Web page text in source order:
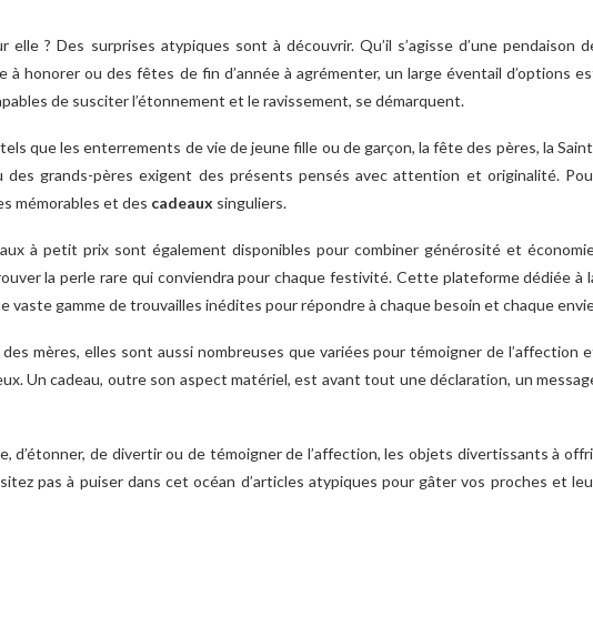
elle ? Des surprises atypiques sont à découvrir. Qu’il s’agisse d’une pendaison
à honorer ou des fêtes de fin d’année à agrémenter, un large éventail d’options
de susciter l’étonnement et le ravissement, se démarquent.
que les enterrements de vie de jeune fille ou de garçon, la fête des pères, la
des grands-pères exigent des présents pensés avec attention et originalité.
mémorables et des cadeaux singuliers.
à petit prix sont également disponibles pour combiner générosité et
la perle rare qui conviendra pour chaque festivité. Cette plateforme dédiée à
vaste gamme de trouvailles inédites pour répondre à chaque besoin et chaque
mères, elles sont aussi nombreuses que variées pour témoigner de l’affection
Un cadeau, outre son aspect matériel, est avant tout une déclaration, un
d’étonner, de divertir ou de témoigner de l’affection, les objets divertissants à
pas à puiser dans cet océan d’articles atypiques pour gâter vos proches et